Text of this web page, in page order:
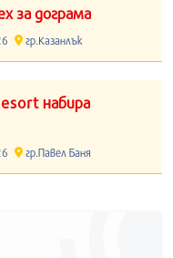
за дограма
гр.Казанлък
набира
гр.Павел Баня